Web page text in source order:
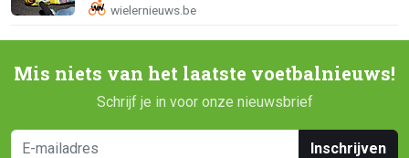
Mis niets van het laatste voetbalnieuws!
Schrijf je in voor onze nieuwsbrief
Inschrijven